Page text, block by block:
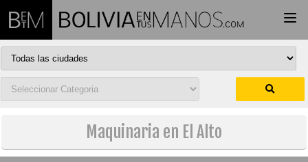
Maquinaria en El Alto